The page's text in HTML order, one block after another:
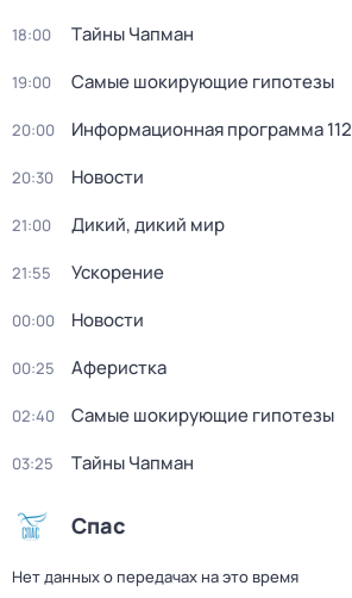
18:00 Тaйны Чапман
19:00 Самые шoкиpующие гипотезы
20:00 Информационная программа 112
20:30 Новости
21:00 Дикий, дикий мир
21:55 Ускорение
00:00 Новости
00:25 Аферистка
02:40 Самые шoкиpующие гипотезы
03:25 Тaйны Чапман
Спас
Нет данных о передачах на это время